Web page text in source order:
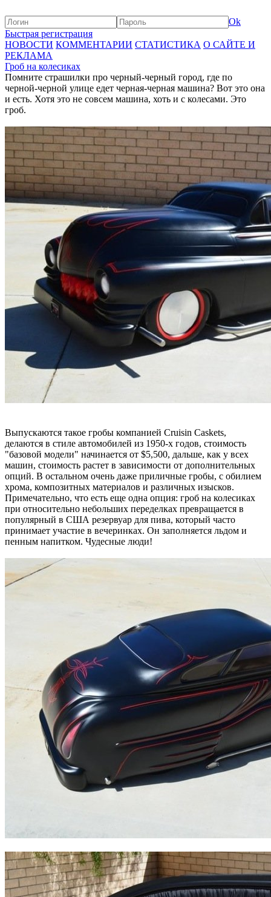
Ok
Быстрая регистрация
НОВОСТИ КОММЕНТАРИИ СТАТИСТИКА О САЙТЕ И
РЕКЛАМА
Гроб на колесиках
Помните страшилки про черный-черный город, где по
черной-черной улице едет черная-черная машина? Вот это она
и есть. Хотя это не совсем машина, хоть и с колесами. Это
гроб.
Выпускаются такое гробы компанией Cruisin Caskets,
делаются в стиле автомобилей из 1950-х годов, стоимость
"базовой модели" начинается от $5,500, дальше, как у всех
машин, стоимость растет в зависимости от дополнительных
опций. В остальном очень даже приличные гробы, с обилием
хрома, композитных материалов и различных изысков.
Примечательно, что есть еще одна опция: гроб на колесиках
при относительно небольших переделках превращается в
популярный в США резервуар для пива, который часто
принимает участие в вечеринках. Он заполняется льдом и
пенным напитком. Чудесные люди!